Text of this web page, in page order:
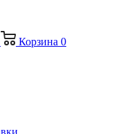
Корзина 0